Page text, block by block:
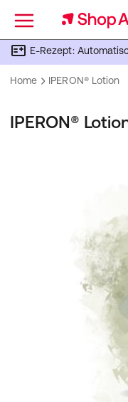
Menü
E-Rezept:
Home IPERON® Lotion
IPERON®